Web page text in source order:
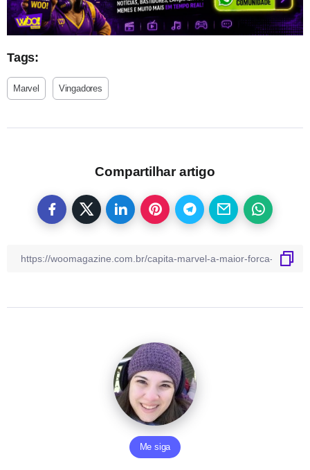
Tags:
Marvel Vingadores
Compartilhar artigo
Me siga